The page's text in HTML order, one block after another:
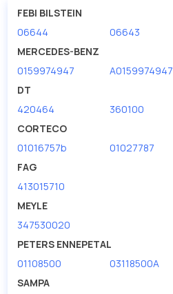
Внутренний диаметр
Высота 1 [мм]
Высота [мм]
Количество отверстий
FEBI BILSTEIN
06644
06643
MERCEDES-BENZ
0159974947
A0159974947
DT
420464
360100
CORTECO
01016757b
01027787
FAG
413015710
MEYLE
347530020
PETERS ENNEPETAL
01108500
03118500A
SAMPA